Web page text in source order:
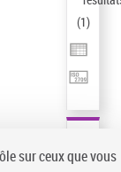
(1)
sur ceux que vous